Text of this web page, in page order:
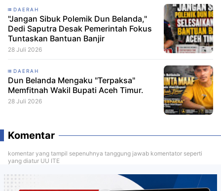
DAERAH
"Jangan Sibuk Polemik Dun Belanda,"
Dedi Saputra Desak Pemerintah Fokus
Tuntaskan Bantuan Banjir
28 Juli 2026
DAERAH
Dun Belanda Mengaku "Terpaksa"
Memfitnah Wakil Bupati Aceh Timur.
28 Juli 2026
Komentar
komentar yang tampil sepenuhnya tanggung jawab komentator seperti
yang diatur UU ITE